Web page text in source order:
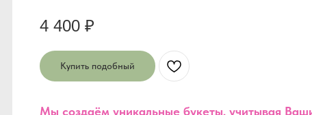
4 400 ₽
Купить подобный
Мы создаём уникальные букеты, учитывая